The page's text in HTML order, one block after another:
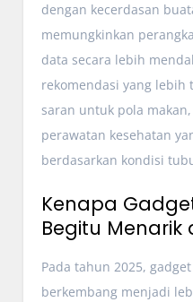
dengan kecerdasan
memungkinkan
data secara lebih
rekomendasi yang lebih
saran untuk pola
perawatan kesehatan
berdasarkan kondisi
Kenapa
Begitu Menarik
Pada tahun 2025,
berkembang menjadi